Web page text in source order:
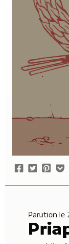
Share
on
Tweet
Pin
it
Parution le